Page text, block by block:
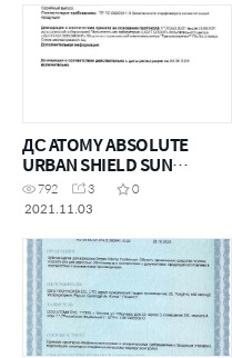
ДС ATOMY ABSOLUTE
URBAN SHIELD SUN
CUSHION
792 3
0
2021.11.03